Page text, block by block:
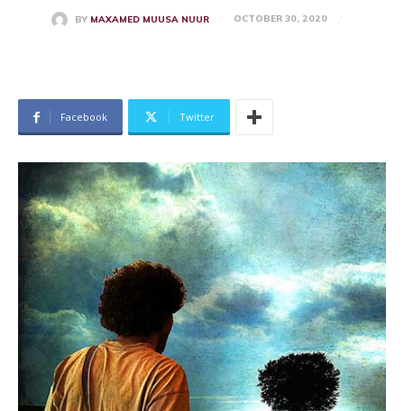
BY MAXAMED MUUSA NUUR OCTOBER 30, 2020
Facebook Twitter